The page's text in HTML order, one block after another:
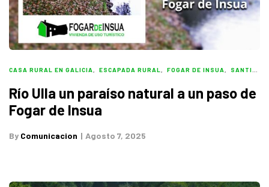
CASA RURAL EN GALICIA, ESCAPADA RURAL, FOGAR DE INSUA, SANTIAGO DE COMPOSTELA
Río Ulla un paraíso natural a un paso de
Fogar de Insua
By Comunicacion Agosto 7, 2025